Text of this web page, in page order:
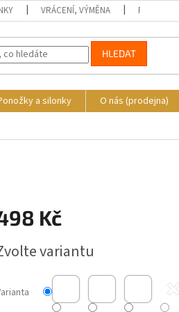
VRÁCENÍ, VÝMĚNA REKLAMACE
HLEDAT
a silonky O nás (prodejna)
Kč
variantu